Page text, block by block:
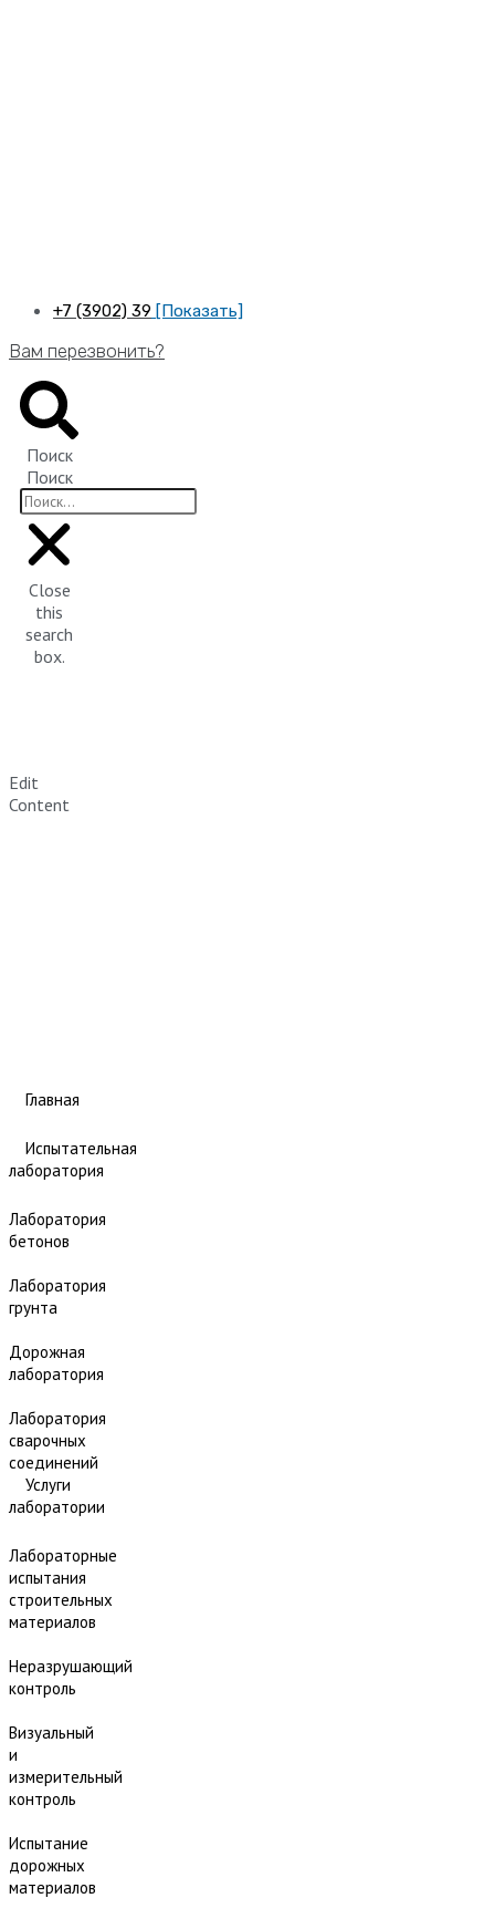
+7 (3902) 39 [Показать]
Вам перезвонить?
Поиск
Поиск
Close
this
search
box.
Edit
Content
Главная
Испытательная
лаборатория
Лаборатория
бетонов
Лаборатория
грунта
Дорожная
лаборатория
Лаборатория
сварочных
соединений
Услуги
лаборатории
Лабораторные
испытания
строительных
материалов
Неразрушающий
контроль
Визуальный
и
измерительный
контроль
Испытание
дорожных
материалов